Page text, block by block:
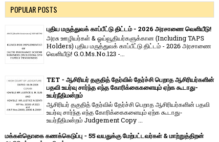
POPULAR POSTS
புதிய மருத்துவக் காப்பீட்டு திட்டம் - 2026 அரசாணை வெளியீடு!
அரசு ஊழியர்கள் & ஓய்வூதியர்களுக்கான (Including TAPS
Holders) புதிய மருத்துவக் காப்பீட்டு திட்டம் - 2026 அரசாணை
வெளியீடு! G.O.Ms.No.123 -...
TET - ஆசிரியர் தகுதித் தேர்வில் தேர்ச்சி பெறாத ஆசிரியர்களின்
பதவி உயர்வு சார்ந்த எந்த கோரிக்கைகளையும் ஏற்க கூடாது-
உயர்நீதிமன்றம்
ஆசிரியர் தகுதித் தேர்வில் தேர்ச்சி பெறாத ஆசிரியர்களின் பதவி
உயர்வு சார்ந்த எந்த கோரிக்கைகளையும் ஏற்க கூடாது-
உயர்நீதிமன்றம் Judgement Copy ...
மக்கள்தொகை கணக்கெடுப்பு - 55 வயதுக்கு மேற்பட்டவர்கள் & மாற்றுத்திறன்